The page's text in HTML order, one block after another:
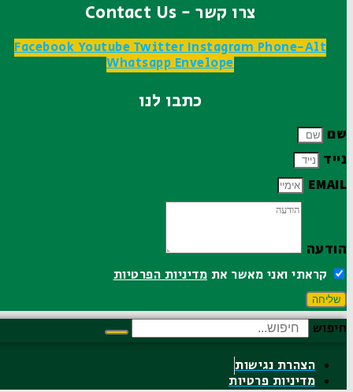
צרו קשר - Contact Us
FacebookYoutubeTwitterInstagramPhone-Alt
WhatsappEnvelope
כתבו לנו
שם
נייד
EMAIL
הודעה
קראתי ואני מאשר אתמדיניות הפרטיות
שליחה
חיפוש
הצהרת נגישות
מדיניות פרטיות